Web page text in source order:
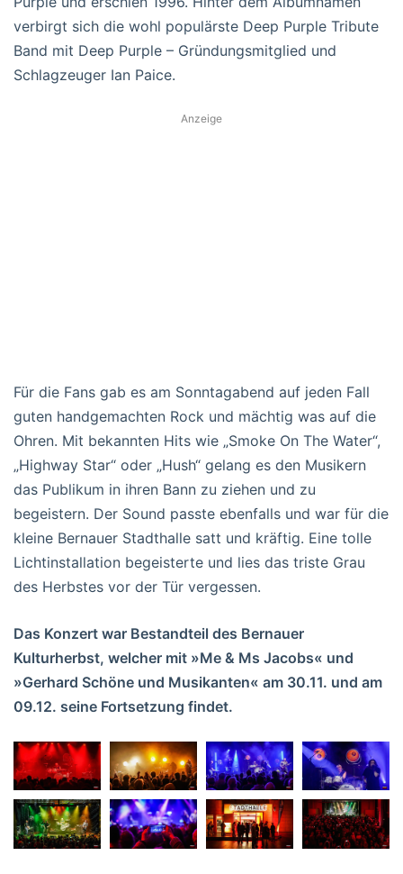
verbirgt sich die wohl populärste Deep Purple Tribute
Band mit Deep Purple – Gründungsmitglied und
Schlagzeuger Ian Paice.
Anzeige
Für die Fans gab es am Sonntagabend auf jeden Fall
guten handgemachten Rock und mächtig was auf die
Ohren. Mit bekannten Hits wie „Smoke On The Water“,
„Highway Star“ oder „Hush“ gelang es den Musikern
das Publikum in ihren Bann zu ziehen und zu
begeistern. Der Sound passte ebenfalls und war für die
kleine Bernauer Stadthalle satt und kräftig. Eine tolle
Lichtinstallation begeisterte und lies das triste Grau
des Herbstes vor der Tür vergessen.
Das Konzert war Bestandteil des Bernauer
Kulturherbst, welcher mit »Me & Ms Jacobs« und
»Gerhard Schöne und Musikanten« am 30.11. und am
09.12. seine Fortsetzung findet.